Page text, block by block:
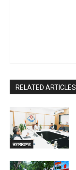
RELATED ARTICLES
उत्तराखण्ड